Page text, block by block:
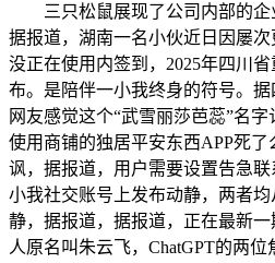
三只松鼠展现了公司内部的企
据报道，湖南一名小伙近日因屡
没正在使用内签到，2025年四川
布。是陪伴一小我终身的符号。
网友感觉这个“武雪丽莎芭蕊”名
使用商铺的独居平安东西APP死
讽，据报道，用户需要设置告急
小我社交账号上发布动静，两者均
静，据报道，据报道，正在最新
人原名叫朱云飞，ChatGPT的两